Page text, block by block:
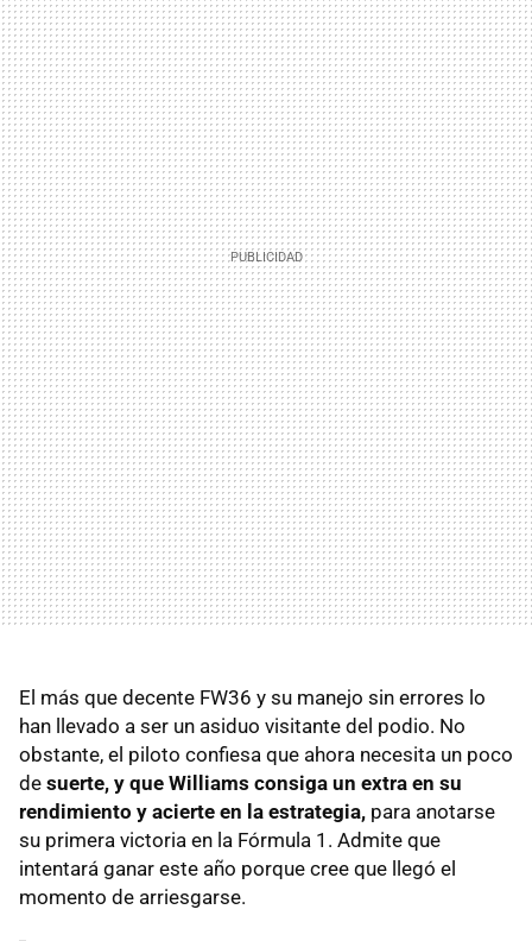
El más que decente FW36 y su manejo sin errores lo
han llevado a ser un asiduo visitante del podio. No
obstante, el piloto confiesa que ahora necesita un poco
de suerte, y que Williams consiga un extra en su
rendimiento y acierte en la estrategia, para anotarse
su primera victoria en la Fórmula 1. Admite que
intentará ganar este año porque cree que llegó el
momento de arriesgarse.